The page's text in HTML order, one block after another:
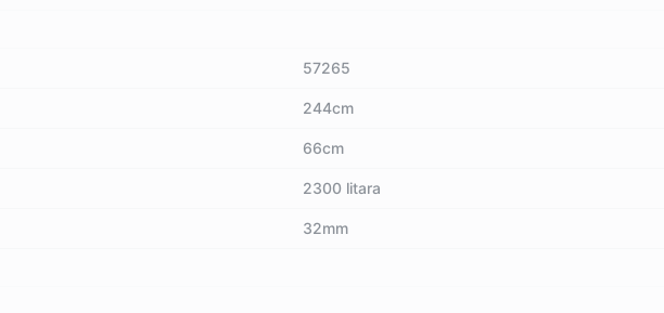
57265
244cm
66cm
2300 litara
32mm